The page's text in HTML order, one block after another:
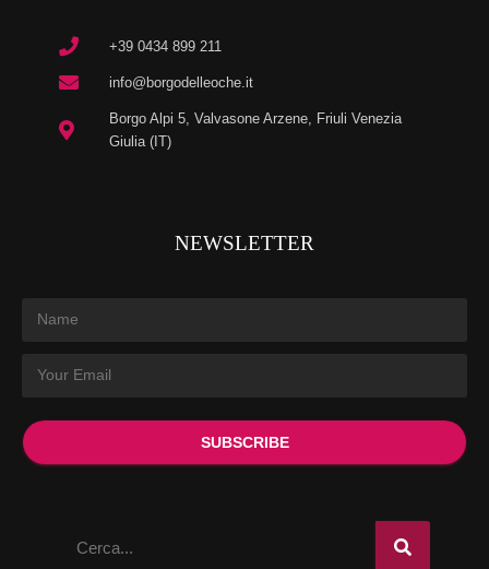
+39 0434 899 211
info@borgodelleoche.it
Borgo Alpi 5, Valvasone Arzene, Friuli Venezia
Giulia (IT)
NEWSLETTER
SUBSCRIBE